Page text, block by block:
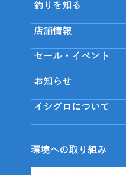
釣りを知る
店舗情報
セール・イベント
お知らせ
イシグロについて
環境への取り組み